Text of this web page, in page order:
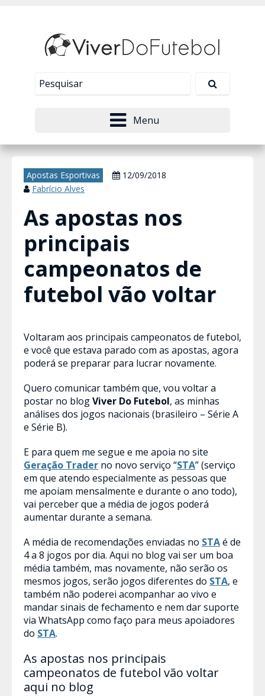
Menu
Apostas Esportivas
12/09/2018
Fabrício Alves
As apostas nos
principais
campeonatos de
futebol vão voltar
Voltaram aos principais campeonatos de futebol,
e você que estava parado com as apostas, agora
poderá se preparar para lucrar novamente.
Quero comunicar também que, vou voltar a
postar no blogViver Do Futebol, as minhas
análises dos jogos nacionais (brasileiro – Série A
e Série B).
E para quem me segue e me apoia no site
Geração Trader no novo serviço “STA” (serviço
em que atendo especialmente as pessoas que
me apoiam mensalmente e durante o ano todo),
vai perceber que a média de jogos poderá
aumentar durante a semana.
A média de recomendações enviadas no STAé de
4 a 8 jogos por dia. Aqui no blog vai ser um boa
média também, mas novamente, não serão os
mesmos jogos, serão jogos diferentes do STA, e
também não poderei acompanhar ao vivo e
mandar sinais de fechamento e nem dar suporte
via WhatsApp como faço para meus apoiadores
do STA.
As apostas nos principais
campeonatos de futebol vão voltar
aqui no blog